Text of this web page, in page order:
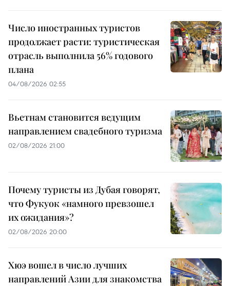
Число иностранных туристов
продолжает расти: туристическая
отрасль выполнила 56% годового
плана
04/08/2026 02:55
Вьетнам становится ведущим
направлением свадебного туризма
02/08/2026 21:00
Почему туристы из Дубая говорят,
что Фукуок «намного превзошел
их ожидания»?
02/08/2026 20:00
Хюэ вошел в число лучших
направлений Азии для знакомства